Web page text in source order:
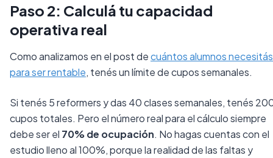
Paso 2: Calculá tu capacidad
operativa real
Como analizamos en el post decuántos alumnos necesitás
para ser rentable, tenés un límite de cupos semanales.
Si tenés 5 reformers y das 40 clases semanales, tenés
cupos totales. Pero el número real para el cálculo siempre
debe ser el 70% de ocupación. No hagas cuentas con el
estudio lleno al 100%, porque la realidad de las faltas y